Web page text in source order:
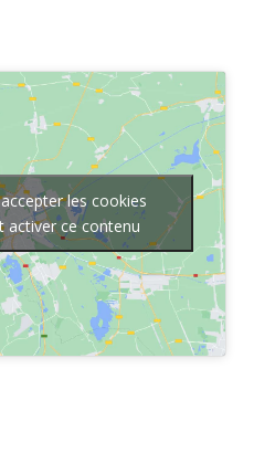
les cookies
activer ce contenu